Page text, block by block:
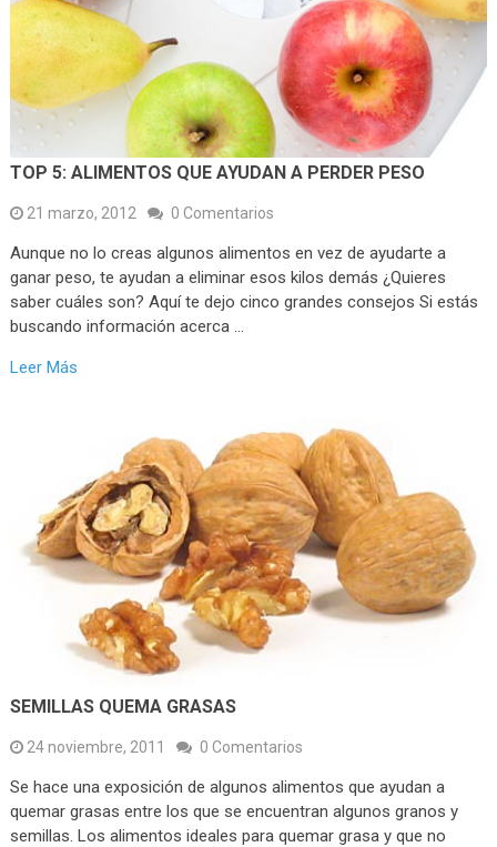
TOP 5: ALIMENTOS QUE AYUDAN A PERDER PESO
21 marzo, 2012 0 Comentarios
Aunque no lo creas algunos alimentos en vez de ayudarte a
ganar peso, te ayudan a eliminar esos kilos demás ¿Quieres
saber cuáles son? Aquí te dejo cinco grandes consejos Si estás
buscando información acerca …
Leer Más
SEMILLAS QUEMA GRASAS
24 noviembre, 2011 0 Comentarios
Se hace una exposición de algunos alimentos que ayudan a
quemar grasas entre los que se encuentran algunos granos y
semillas. Los alimentos ideales para quemar grasa y que no